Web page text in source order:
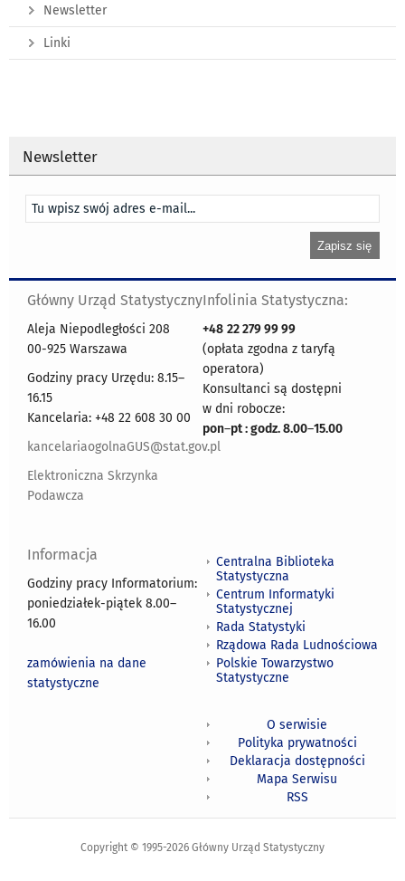
Newsletter
Linki
Newsletter
Główny Urząd Statystyczny
Aleja Niepodległości 208
00-925 Warszawa
Godziny pracy Urzędu: 8.15–
16.15
Kancelaria: +48 22 608 30 00
kancelariaogolnaGUS@stat.gov.pl
Elektroniczna Skrzynka
Podawcza
Infolinia Statystyczna:
+48 22 279 99 99
(opłata zgodna z taryfą
operatora)
Konsultanci są dostępni
w dni robocze:
pon–pt : godz. 8.00–15.00
Informacja
Godziny pracy Informatorium:
poniedziałek-piątek 8.00–
16.00
zamówienia na dane
statystyczne
Centralna Biblioteka
Statystyczna
Centrum Informatyki
Statystycznej
Rada Statystyki
Rządowa Rada Ludnościowa
Polskie Towarzystwo
Statystyczne
O serwisie
Polityka prywatności
Deklaracja dostępności
Mapa Serwisu
RSS
Copyright © 1995-2026 Główny Urząd Statystyczny